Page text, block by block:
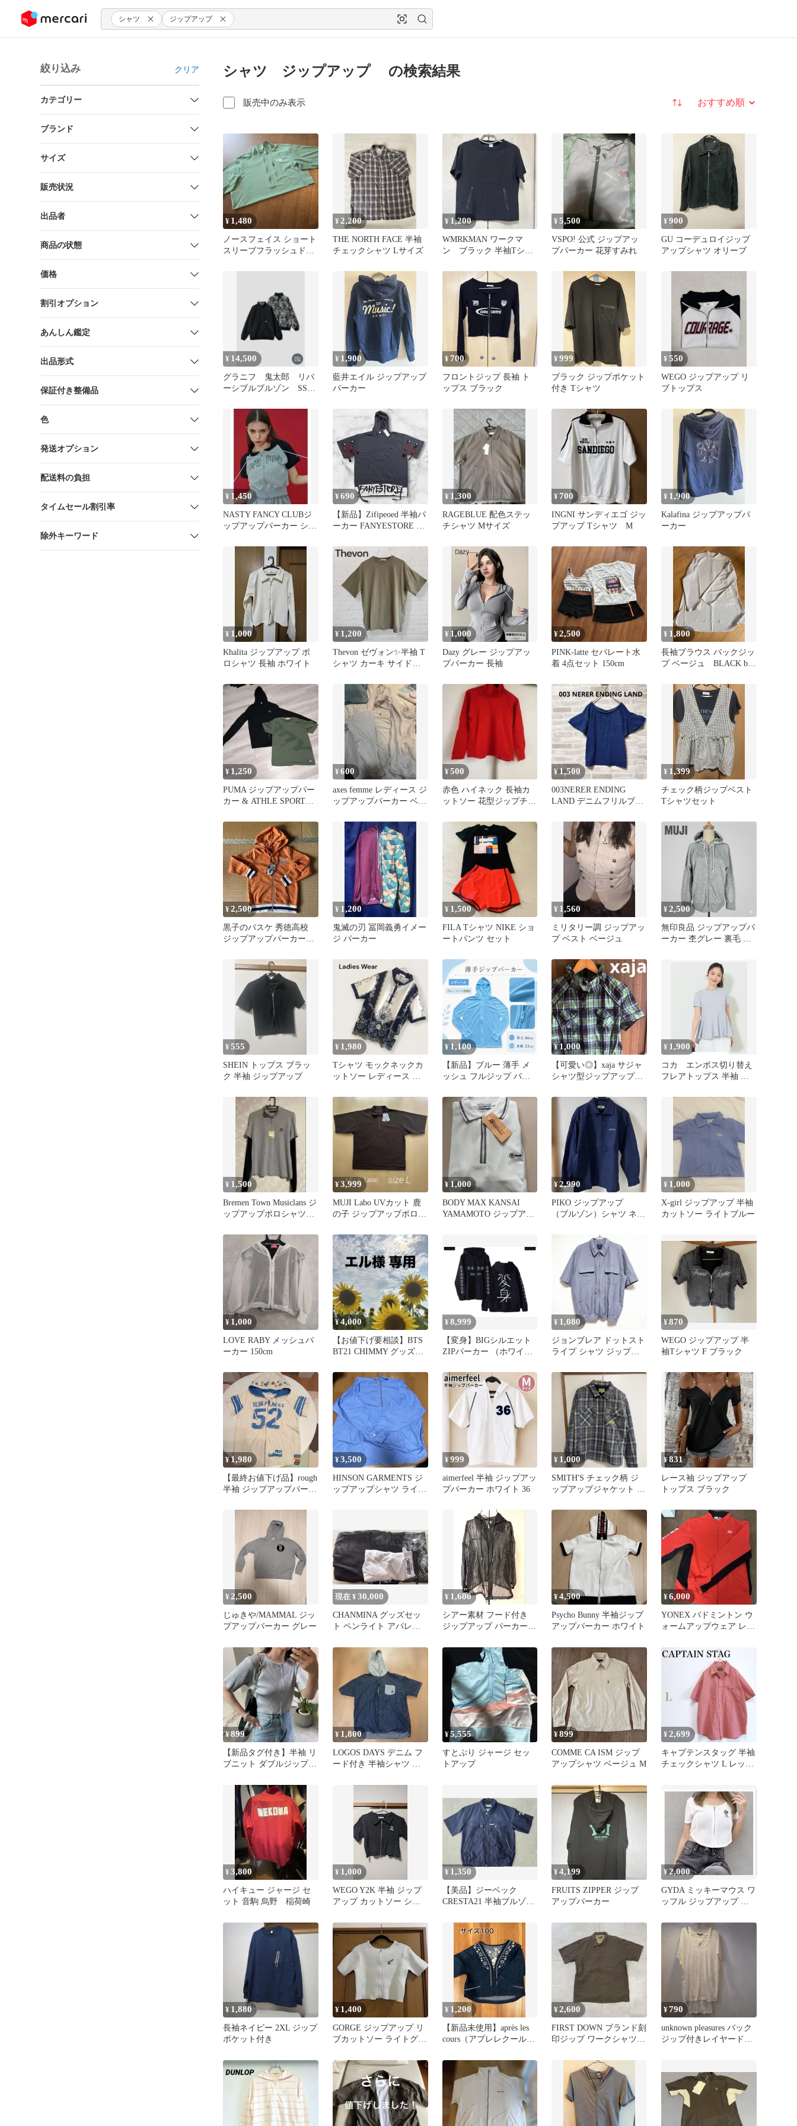
ツにスキップ シャツ ジップアップ
絞り込み クリア
カテゴリー
ブランド
サイズ
販売状況
出品者
商品の状態
価格
割引オプション
あんしん鑑定
出品形式
保証付き整備品
色
発送オプション
配送料の負担
タイムセール割引率
除外キーワード
シャツ ジップアップ の検索結果
販売中のみ表示 並び替え
¥ 1,480
ノースフェイス ショート
スリーブフラッシュドラ
ップ
¥ 2,200
THE NORTH FACE 半袖
チェックシャツ Lサイズ
¥ 1,200
WMRKMAN ワークマ
ン ブラック 半袖Tシャ
¥5,500
VSPO! 公式 ジップアッ
プパーカー 花芽すみれ
¥900
GU コーデュロイジップ
アップシャツ オリーブ
¥ 14,500
グラニフ 鬼太郎 リバ
ーシブルブルゾン SSサ
¥ 1,900
藍井エイル ジップアップ
パーカー
¥700
フロントジップ 長袖 ト
ップス ブラック
¥999
ブラック ジップポケット
付き Tシャツ
¥550
WEGO ジップアップ リ
ブトップス
¥ 1,450
NASTY FANCY CLUBジ
ップアップパーカー ショ
¥690
【新品】Zifipeoed 半袖パ
ーカー FANYESTORE グ
¥ 1,300
RAGEBLUE 配色ステッ
チシャツ Mサイズ
¥ 700
INGNI サンディエゴ ジッ
プアップ Tシャツ M
¥ 1,900
Kalafina ジップアップパ
ーカー
¥ 1,000
Khalita ジップアップ ポ
ロシャツ 長袖 ホワイト
¥ 1,200
Thevon ゼヴォン✨半袖 T
シャツ カーキ サイドフ
¥ 1,000
Dazy グレー ジップアッ
プパーカー 長袖
¥2,500
PINK-latte セパレート水
着 4点セット 150cm
¥ 1,800
長袖ブラウス バックジッ
プ ベージュ BLACK by
¥ 1,250
PUMA ジップアップパー
カー & ATHLE SPORTS T
¥600
axes femme レディース ジ
ップアップパーカー ベー
¥500
赤色 ハイネック 長袖カ
ットソー 花型ジップチャ
¥1,500
003NERER ENDING
LAND デニムフリルブラ
¥ 1,399
チェック柄ジップベスト
Tシャツセット
¥2,500
黒子のバスケ 秀徳高校
ジップアップパーカー
¥ 1,200
鬼滅の刃 冨岡義勇イメー
ジ パーカー
¥ 1,500
FILA Tシャツ NIKE ショ
ートパンツ セット
¥ 1,560
ミリタリー調 ジップアッ
プ ベスト ベージュ
¥2,500
無印良品 ジップアップパ
ーカー 杢グレー 裏毛 フ
¥555
SHEIN トップス ブラッ
ク 半袖 ジップアップ
¥ 1,980
Tシャツ モックネックカ
ットソー レディース 半
¥1,100
【新品】ブルー 薄手 メ
ッシュ フルジップ パー
¥1,000
【可愛い◎】xaja サジャ
シャツ型ジップアップワ
¥ 1,900
コカ エンボス切り替え
フレアトップス 半袖 ラ
¥ 1,500
Bremen Town Musiclans ジ
ップアップポロシャツ
¥3,999
MUJI Labo UVカット 鹿
の子 ジップアップポロシ
¥1,000
BODY MAX KANSAI
YAMAMOTO ジップアッ
¥2,990
PIKO ジップアップ
（ブルゾン）シャツ ネイ
¥ 1,000
X-girl ジップアップ 半袖
カットソー ライトブルー
¥ 1,000
LOVE RABY メッシュパ
ーカー 150cm
¥4,000
【お値下げ要相談】BTS
BT21 CHIMMY グッズセ
¥8,999
【変身】BIGシルエット
ZIPパーカー （ホワイ
¥ 1,080
ジョンブレア ドットスト
ライプ シャツ ジップア
¥870
WEGO ジップアップ 半
袖Tシャツ F ブラック
¥1,980
【最終お値下げ品】rough
半袖 ジップアップパーカ
¥3,500
HINSON GARMENTS ジ
ップアップシャツ ライト
¥999
aimerfeel 半袖 ジップアッ
プパーカー ホワイト 36
¥ 1,000
SMITH'S チェック柄 ジ
ップアップジャケット L
¥831
レース袖 ジップアップ
トップス ブラック
¥2,500
じゅきや/MAMMAL ジッ
プアップパーカー グレー
現在 ¥30,000
CHANMINA グッズセッ
ト ペンライト アパレル
¥ 1,600
シアー素材 フード付き
ジップアップ パーカー
¥4,500
Psycho Bunny 半袖ジップ
アップパーカー ホワイト
¥6,000
YONEX バドミントン ウ
ォームアップウェア レッ
¥899
【新品タグ付き】半袖 リ
ブニット ダブルジップカ
¥ 1,800
LOGOS DAYS デニム フ
ード付き 半袖シャツ ベ
¥5,555
すとぷり ジャージ セッ
トアップ
¥899
COMME CA ISM ジップ
アップシャツ ベージュ M
¥2,699
キャプテンスタッグ 半袖
チェックシャツ L レッド
¥3,800
ハイキュー ジャージ セ
ット 音駒 烏野 稲荷崎
¥ 1,000
WEGO Y2K 半袖 ジップ
アップ カットソー ショ
¥ 1,350
【美品】ジーベック
CRESTA21 半袖ブルゾン
¥4,199
FRUITS ZIPPER ジップ
アップパーカー
¥2,000
GYDA ミッキーマウス ワ
ッフル ジップアップ ト
¥ 1,880
長袖ネイビー 2XL ジップ
ポケット付き
¥ 1,400
GORGE ジップアップ リ
ブカットソー ライトグレ
¥ 1,200
【新品未使用】après les
cours（アプレレクール）
¥2,600
FIRST DOWN ブランド刻
印ジップ ワークシャツ
¥790
unknown pleasures バック
ジップ付きレイヤード風